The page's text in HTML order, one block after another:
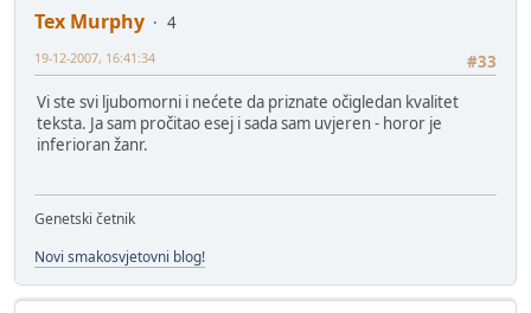
Tex Murphy
4
#33
19-12-2007, 16:41:34
Vi ste svi ljubomorni i nećete da priznate očigledan kvalitet
teksta. Ja sam pročitao esej i sada sam uvjeren - horor je
inferioran žanr.
Genetski četnik
Novi smakosvjetovni blog!